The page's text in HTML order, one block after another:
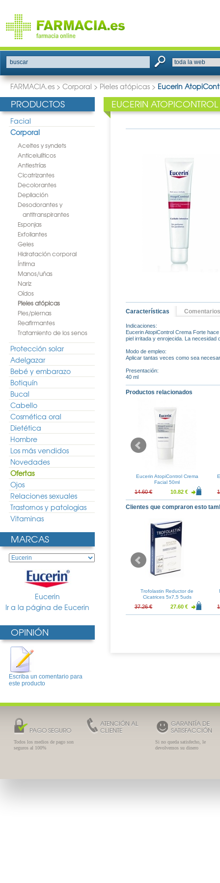
buscar
FARMACIA.es > Corporal > Pieles atópicas > Eucerin
PRODUCTOS
Facial
Corporal
Aceites y syndets
Anticelulíticos
Antiestrías
Cicatrizantes
Decolorantes
Depilación
Desodorantes y
antitranspirantes
Esponjas
Exfoliantes
Geles
Hidratación corporal
Íntima
Manos/uñas
Nariz
Oídos
Pieles atópicas
Pies/piernas
Reafirmantes
Tratamiento de los senos
Protección solar
Adelgazar
Bebé y embarazo
Botiquín
Bucal
Cabello
Cosmética oral
Dietética
Hombre
Los más vendidos
Novedades
Ofertas
Ojos
Relaciones sexuales
Trastornos y patologias
Vitaminas
MARCAS
Eucerin
Ir a la página de Eucerin
OPINIÓN
Escriba un comentario para
este producto
EUCERIN
Características Comentarios
Indicaciones:
Eucerin AtopiControl Crema Forte
piel irritada y enrojecida. La necesidad
Modo de empleo:
Aplicar tantas veces como sea
Presentación:
40 ml
Productos relacionados
Filler Crema
Mixta 50ml
25.34 € 18.77 € 13.90 €
Eucerin AtopiControl Crema
Facial 50ml
14.60 € 10.82 €
Clientes que compraron esto
17.68 €
1000ml + Recarga Locion
30.38 € 22.51 €
Trofolastin Reductor de
Cicatrices 5x7,5 5uds
37.26 € 27.60 €
PAGO SEGURO
Todos los medios de pago son
seguros al 100%
ATENCIÓN AL
CLIENTE
GARANTÍA DE
SATISFACCIÓN
Si no queda satisfecho, le
devolvemos su dinero